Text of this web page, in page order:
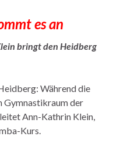
es an
bringt den Heidberg
Während die
Gymnastikraum der
Ann-Kathrin Klein,
Kurs.